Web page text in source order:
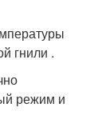
гнили .
режим и